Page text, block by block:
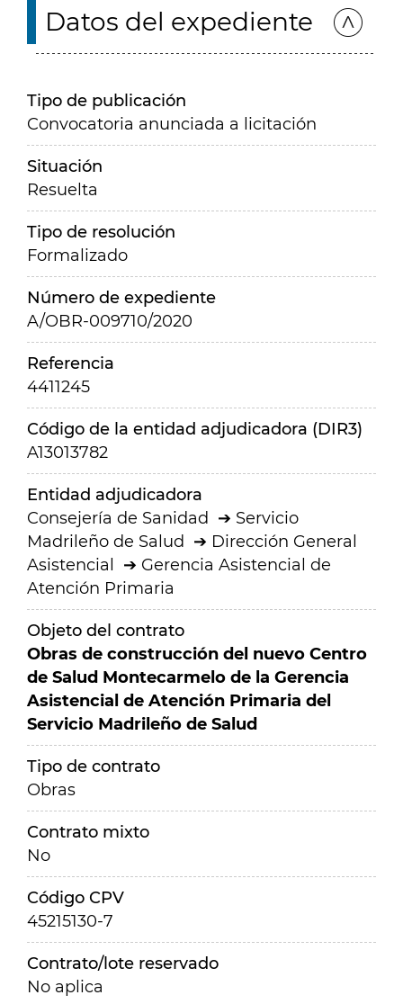
Datos del expediente
Tipo de publicación
Convocatoria anunciada a licitación
Situación
Resuelta
Tipo de resolución
Formalizado
Número de expediente
A/OBR-009710/2020
Referencia
4411245
Código de la entidad adjudicadora (DIR3)
A13013782
Entidad adjudicadora
Consejería de Sanidad
Servicio
Madrileño de Salud
Dirección General
Asistencial
Gerencia Asistencial de
Atención Primaria
Objeto del contrato
Obras de construcción del nuevo Centro
de Salud Montecarmelo de la Gerencia
Asistencial de Atención Primaria del
Servicio Madrileño de Salud
Tipo de contrato
Obras
Contrato mixto
No
Código CPV
45215130-7
Contrato/lote reservado
No aplica